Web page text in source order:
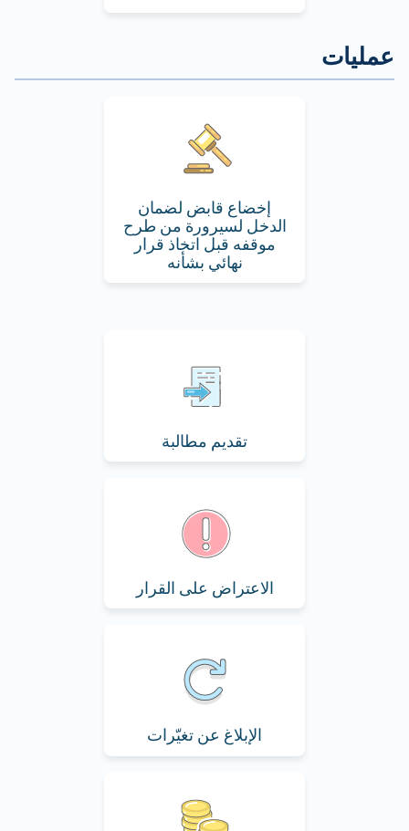
إخضاع قابض لضمان
الدخل لسيرورة من طرح
موقفه قبل اتخاذ قرار
نهائي بشأنه
تقديم مطالبة
الاعتراض على القرار
الإبلاغ عن تغيّرات